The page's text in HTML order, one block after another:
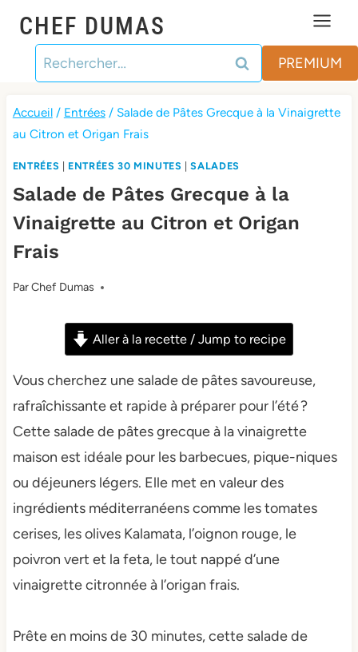
contenu
CHEF DUMAS
Rechercher : PREMIUM
Accueil / Entrées / Salade de Pâtes Grecque à la Vinaigrette
au Citron et Origan Frais
ENTRÉES | ENTRÉES 30 MINUTES |SALADES
Salade de Pâtes Grecque à la
Vinaigrette au Citron et Origan
Frais
ParChef Dumas
Aller à la recette / Jump to recipe
Vous cherchez une salade de pâtes savoureuse,
rafraîchissante et rapide à préparer pour l’été ?
Cette salade de pâtes grecque à la vinaigrette
maison est idéale pour les barbecues, pique-niques
ou déjeuners légers. Elle met en valeur des
ingrédients méditerranéens comme les tomates
cerises, les olives Kalamata, l’oignon rouge, le
poivron vert et la feta, le tout nappé d’une
vinaigrette citronnée à l’origan frais.
Prête en moins de 30 minutes, cette salade de